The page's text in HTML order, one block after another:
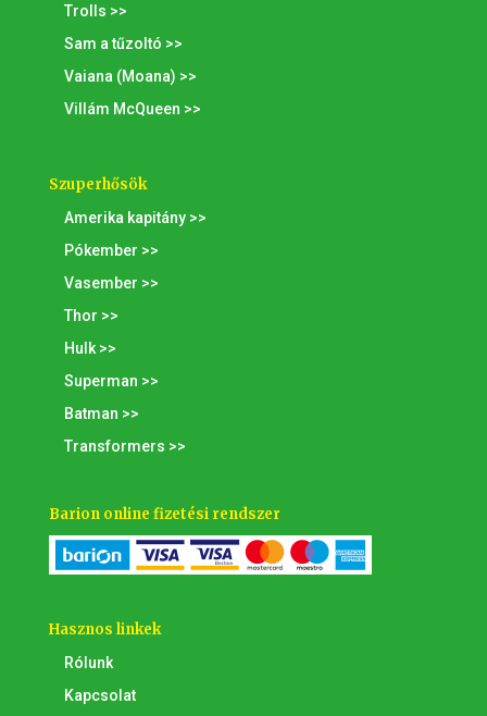
Trolls >>
Sam a tűzoltó >>
Vaiana (Moana) >>
Villám McQueen >>
Szuperhősök
Amerika kapitány >>
Pókember >>
Vasember >>
Thor >>
Hulk >>
Superman >>
Batman >>
Transformers >>
Barion online fizetési rendszer
Hasznos linkek
Rólunk
Kapcsolat